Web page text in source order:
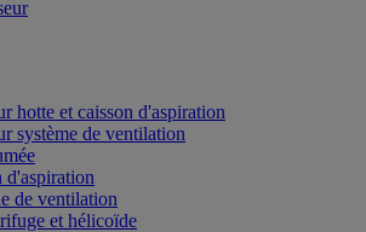
hotte et caisson d'aspiration
système de ventilation
d'aspiration
de ventilation
et hélicoïde